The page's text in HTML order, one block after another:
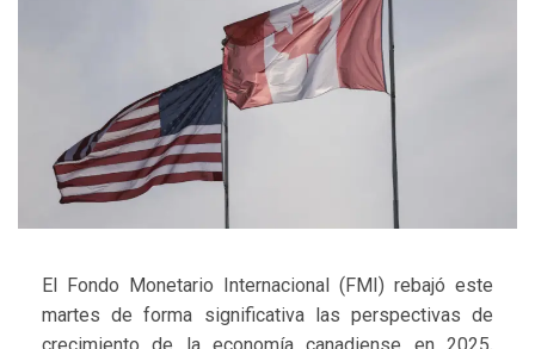
El Fondo Monetario Internacional (FMI) rebajó este
martes de forma significativa las perspectivas de